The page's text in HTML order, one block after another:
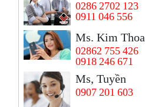
0286 2702 123
0911 046 556
Ms. Kim Thoa
02862 755 426
0918 246 671
Ms, Tuyền
0907 201 603